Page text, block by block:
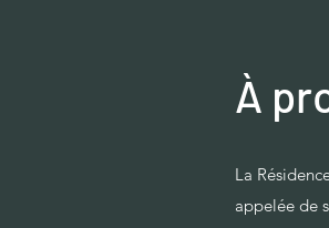
À
La
appelée de